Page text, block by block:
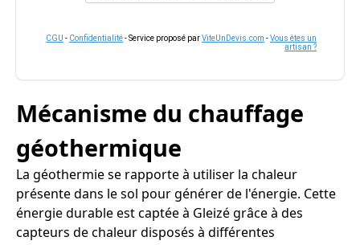
CGU - Confidentialité- Service proposé parViteUnDevis.com -Vous êtes un
artisan ?
Mécanisme du chauffage
géothermique
La géothermie se rapporte à utiliser la chaleur
présente dans le sol pour générer de l'énergie. Cette
énergie durable est captée à Gleizé grâce à des
capteurs de chaleur disposés à différentes